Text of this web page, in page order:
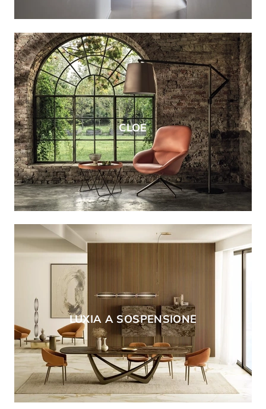
CLOE
LUXIA A SOSPENSIONE